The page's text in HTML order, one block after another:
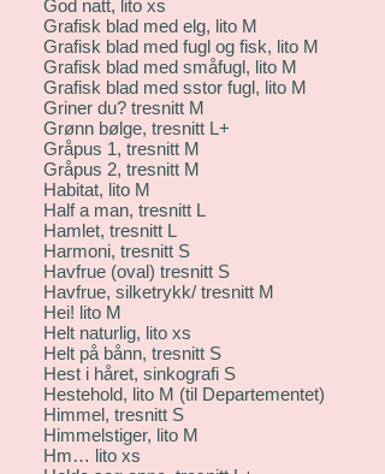
God natt, lito xs
Grafisk blad med elg, lito M
Grafisk blad med fugl og fisk, lito M
Grafisk blad med småfugl, lito M
Grafisk blad med sstor fugl, lito M
Griner du? tresnitt M
Grønn bølge, tresnitt L+
Gråpus 1, tresnitt M
Gråpus 2, tresnitt M
Habitat, lito M
Half a man, tresnitt L
Hamlet, tresnitt L
Harmoni, tresnitt S
Havfrue (oval) tresnitt S
Havfrue, silketrykk/ tresnitt M
Hei! lito M
Helt naturlig, lito xs
Helt på bånn, tresnitt S
Hest i håret, sinkografi S
Hestehold, lito M (til Departementet)
Himmel, tresnitt S
Himmelstiger, lito M
Hm… lito xs